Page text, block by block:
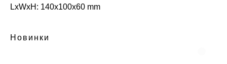
LxWxH: 140x100x60 mm
Новинки